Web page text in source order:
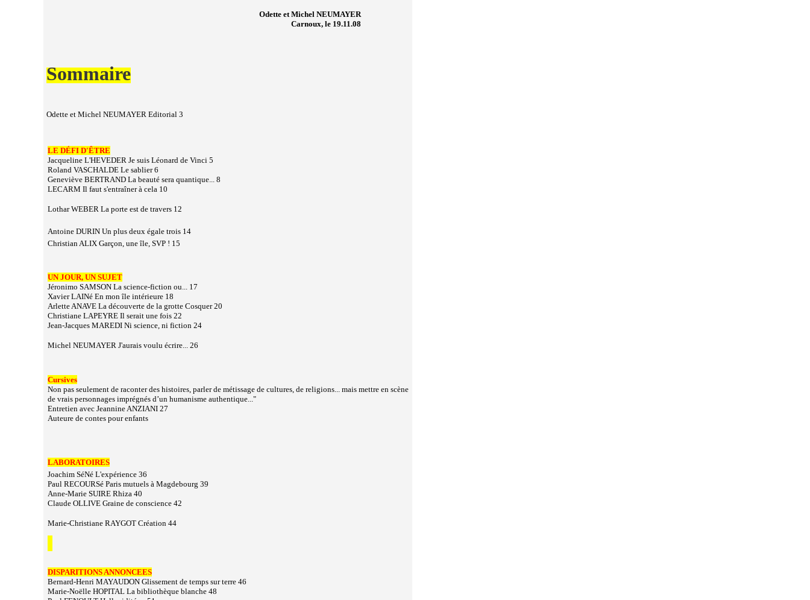
Odette et Michel NEUMAYER
Carnoux, le 19.11.08
Sommaire
Odette et Michel NEUMAYER Editorial 3
LE DÉFI D'ÊTRE
Jacqueline L'HEVEDER Je suis Léonard de Vinci 5
Roland VASCHALDE Le sablier 6
Geneviève BERTRAND La beauté sera quantique... 8
LECARM Il faut s'entraîner à cela 10
Lothar WEBER La porte est de travers 12
Antoine DURIN Un plus deux égale trois 14
Christian ALIX Garçon, une île, SVP ! 15
UN JOUR, UN SUJET
Jéronimo SAMSON La science-fiction ou... 17
Xavier LAINé En mon île intérieure 18
Arlette ANAVE La découverte de la grotte Cosquer 20
Christiane LAPEYRE Il serait une fois 22
Jean-Jacques MAREDI Ni science, ni fiction 24
Michel NEUMAYER J'aurais voulu écrire... 26
Cursives
Non pas seulement de raconter des histoires, parler de métissage de cultures, de religions... mais mettre en scène
de vrais personnages imprégnés d’un humanisme authentique..."
Entretien avec Jeannine ANZIANI 27
Auteure de contes pour enfants
LABORATOIRES
Joachim SéNé L'expérience 36
Paul RECOURSé Paris mutuels à Magdebourg 39
Anne-Marie SUIRE Rhiza 40
Claude OLLIVE Graine de conscience 42
Marie-Christiane RAYGOT Création 44
DISPARITIONS ANNONCEES
Bernard-Henri MAYAUDON Glissement de temps sur terre 46
Marie-Noëlle HOPITAL La bibliothèque blanche 48